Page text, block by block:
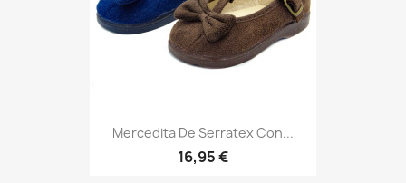
Mercedita De Serratex Con...
16,95 €